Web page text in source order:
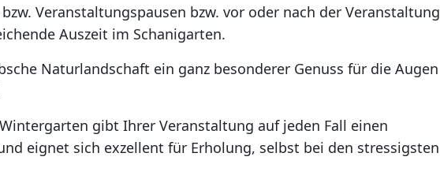
Veranstaltungspausen bzw. vor oder nach der Veranstaltung
Auszeit im Schanigarten.
Naturlandschaft ein ganz besonderer Genuss für die Augen
gibt Ihrer Veranstaltung auf jeden Fall einen
eignet sich exzellent für Erholung, selbst bei den stressigsten